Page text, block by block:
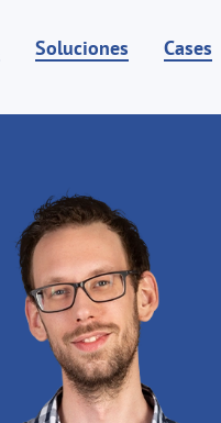
Soluciones Cases